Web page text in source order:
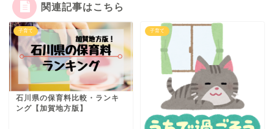
関連記事はこちら
子育て
石川県の保育料比較・ランキ
ング【加賀地方版】
子育て